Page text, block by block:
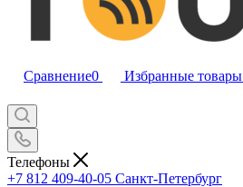
Сравнение0 Избранные товары
Телефоны
+7 812 409-40-05 Санĸт-Петербург